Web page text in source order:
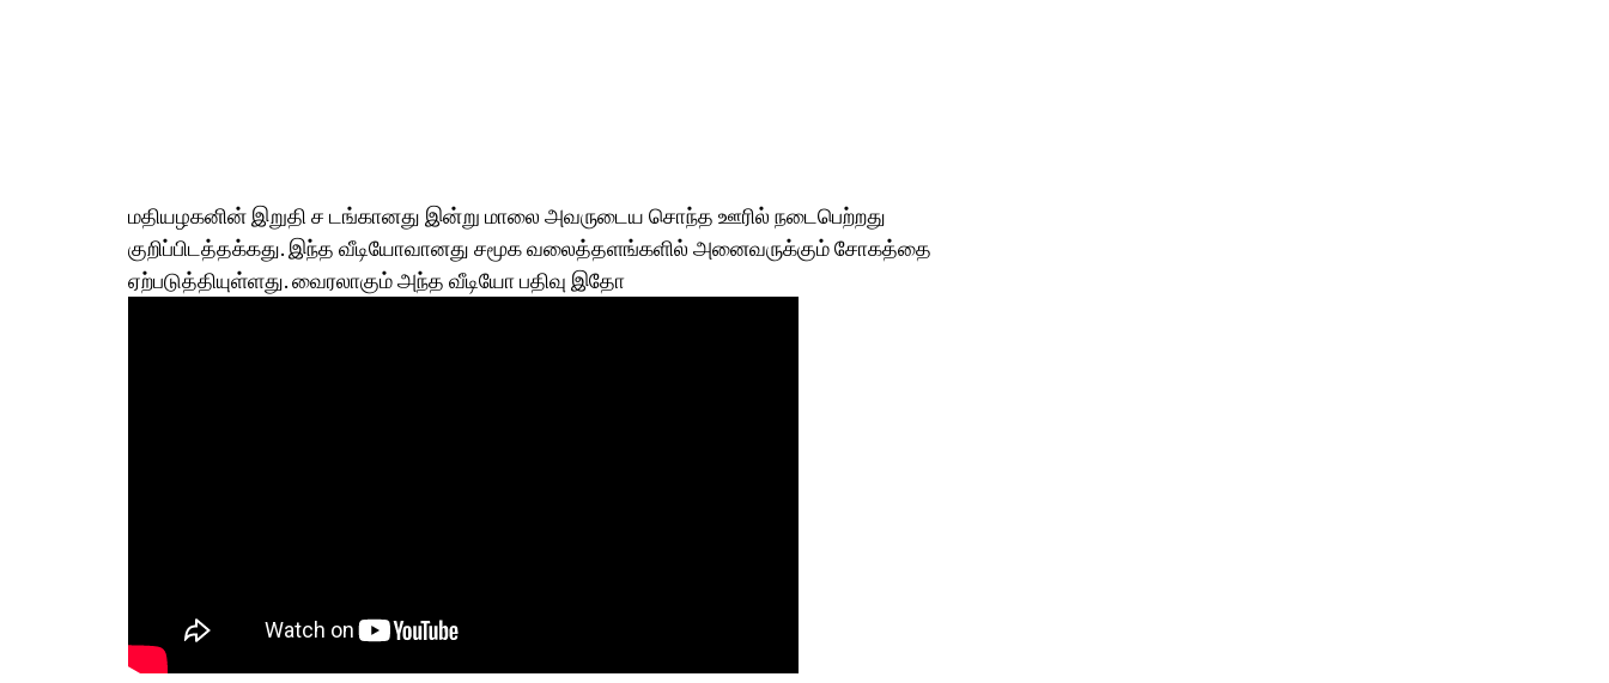
மதியழகனின் இறுதி ச டங்கானது இன்று மாலை அவருடைய சொந்த ஊரில் நடைபெற்றது
குறிப்பிடத்தக்கது. இந்த வீடியோவானது சமூக வலைத்தளங்களில் அனைவருக்கும் சோகத்தை
ஏற்படுத்தியுள்ளது. வைரலாகும் அந்த வீடியோ பதிவு இதோ